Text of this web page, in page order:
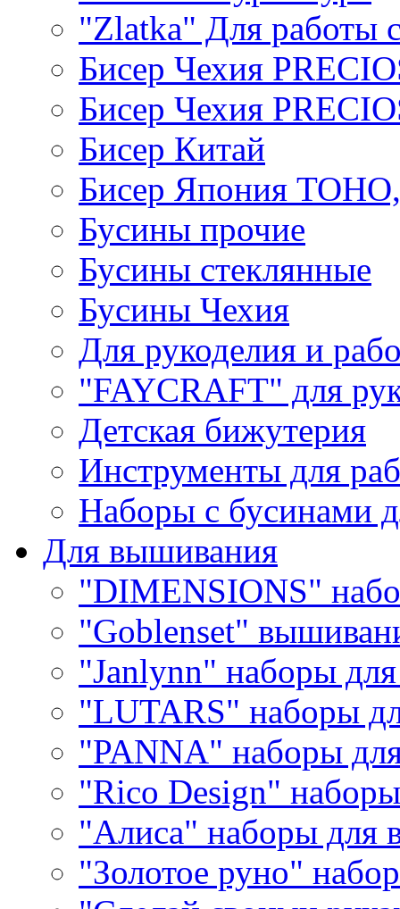
"Zlatka" Для работы
Бисер Чехия
Бисер Чехия
Бисер Китай
Бисер Япония
Бусины прочие
Бусины стеклянные
Бусины Чехия
Для рукоделия и
"FAYCRAFT" для
Детская бижутерия
Инструменты для
Наборы с бусинами
Для вышивания
"DIMENSIONS"
"Goblenset"
"Janlynn" наборы
"LUTARS" наборы
"PANNA" наборы
"Rico Design"
"Алиса" наборы для
"Золотое руно"